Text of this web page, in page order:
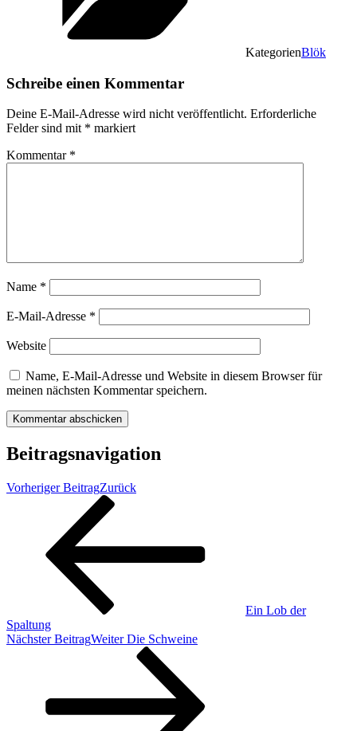
KategorienBlök
Schreibe einen Kommentar
Deine E-Mail-Adresse wird nicht veröffentlicht. Erforderliche
Felder sind mit * markiert
Kommentar *
Name *
E-Mail-Adresse *
Website
Name, E-Mail-Adresse und Website in diesem Browser für
meinen nächsten Kommentar speichern.
Beitragsnavigation
Vorheriger BeitragZurück
Ein Lob der
Spaltung
Nächster BeitragWeiter Die Schweine